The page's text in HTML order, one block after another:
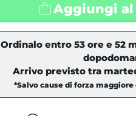
Aggiungi al
Ordinalo entro 53 ore e 52
Arrivo previsto tra
*Salvo cause di forza